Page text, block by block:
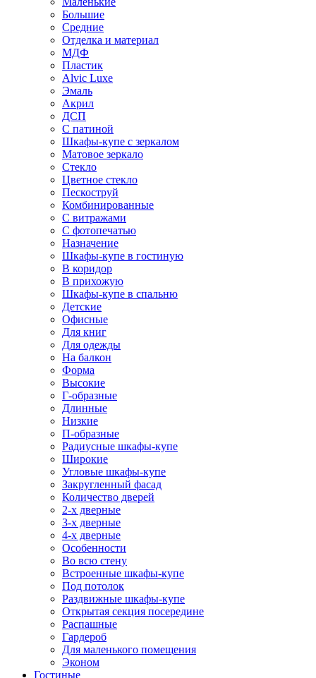
Большие
Средние
Отделка и материал
МДФ
Пластик
Alvic Luxe
Эмаль
Акрил
ДСП
С патиной
Шкафы-купе с зеркалом
Матовое зеркало
Стекло
Цветное стекло
Пескоструй
Комбинированные
С витражами
С фотопечатью
Назначение
Шкафы-купе в гостиную
В коридор
В прихожую
Шкафы-купе в спальню
Детские
Офисные
Для книг
Для одежды
На балкон
Форма
Высокие
Г-образные
Длинные
Низкие
П-образные
Радиусные шкафы-купе
Широкие
Угловые шкафы-купе
Закругленный фасад
Количество дверей
2-х дверные
3-х дверные
4-х дверные
Особенности
Во всю стену
Встроенные шкафы-купе
Под потолок
Раздвижные шкафы-купе
Открытая секция посередине
Распашные
Гардероб
Для маленького помещения
Эконом
Гостиные